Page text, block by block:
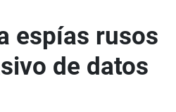
espías rusos
de datos